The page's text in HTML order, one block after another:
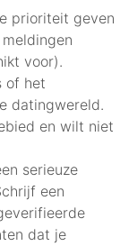
prioriteit geven
voor).
of het
datingwereld.
en wilt niet
serieuze
een
dat je